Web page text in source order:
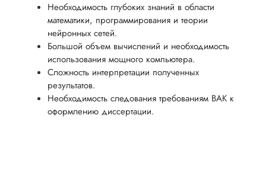
Необходимость глубоких знаний в области
математики, программирования и теории
нейронных сетей.
Большой объем вычислений и необходимость
использования мощного компьютера.
Сложность интерпретации полученных
результатов.
Необходимость следования требованиям ВАК к
оформлению диссертации.